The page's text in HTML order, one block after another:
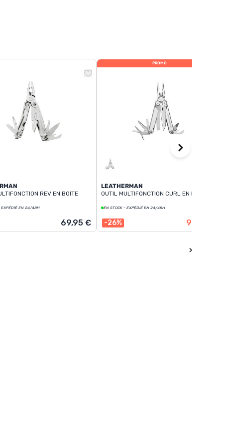
REV EN BOITE
EXPÉDIÉ EN 24/48H
69,95 €
PROMO
LEATHERMAN
OUTIL MULTIFONCTION CURL EN BOITE
EN STOCK - EXPÉDIÉ EN 24/48H
-26% 92,90 €